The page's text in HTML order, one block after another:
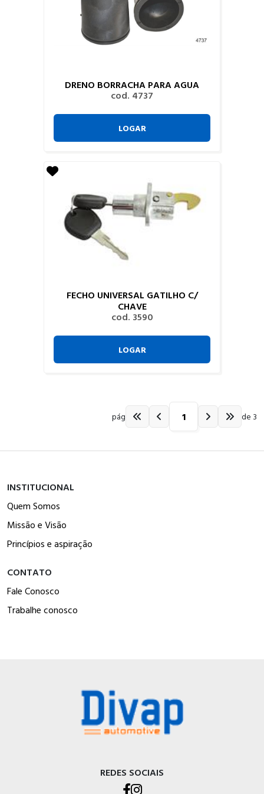
DRENO BORRACHA PARA AGUA
cod. 4737
LOGAR
FECHO UNIVERSAL GATILHO C/
CHAVE
cod. 3590
LOGAR
pág de 3
INSTITUCIONAL
Quem Somos
Missão e Visão
Princípios e aspiração
CONTATO
Fale Conosco
Trabalhe conosco
REDES SOCIAIS